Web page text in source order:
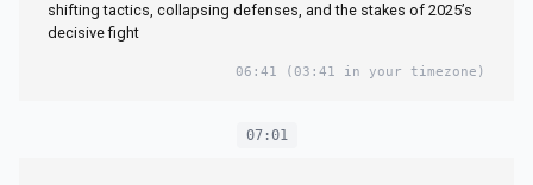
shifting tactics, collapsing defenses, and the stakes of 2025’s
decisive fight
06:41 (03:41 in your timezone)
07:01